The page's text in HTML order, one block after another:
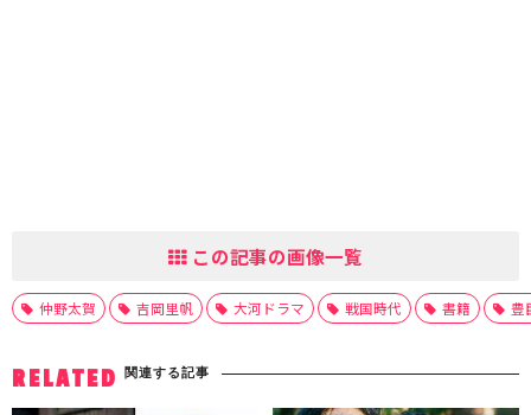
この記事の画像一覧
仲野太賀 吉岡里帆 大河ドラマ 戦国時代 書籍 豊
RELATED 関連する記事